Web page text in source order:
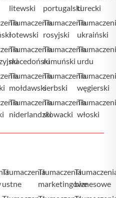
litewski
Tłumaczenia
łotewski
Tłumaczenia
macedoński
Tłumaczenia
mołdawski
Tłumaczenia
niderlandzki
portugalski
Tłumaczenia
rosyjski
Tłumaczenia
rumuński
Tłumaczenia
serbski
Tłumaczenia
słowacki
turecki
ukraiński
urdu
węgierski
włoski
Tłumaczenia
ustne
Tłumaczenia
marketingowebiznesowe